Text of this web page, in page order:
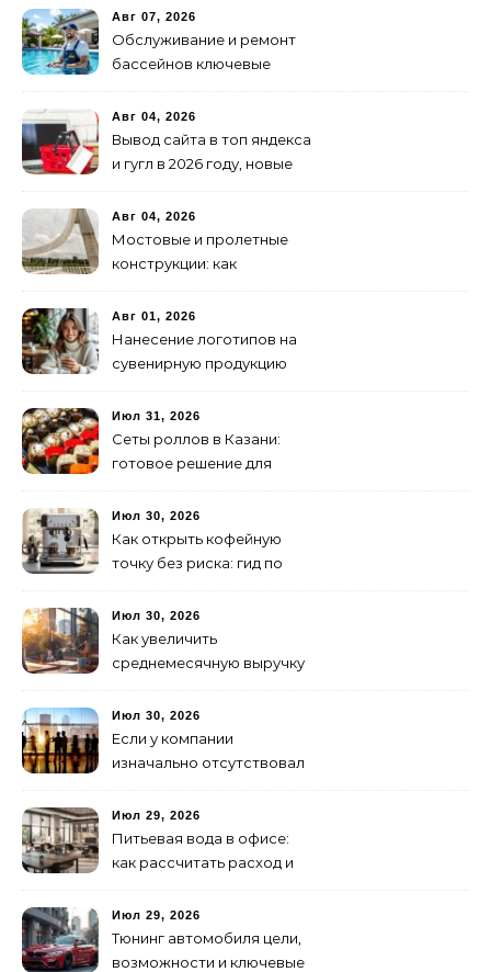
Авг 07, 2026
Обслуживание и ремонт
бассейнов ключевые
Авг 04, 2026
Вывод сайта в топ яндекса
и гугл в 2026 году, новые
Авг 04, 2026
Мостовые и пролетные
конструкции: как
изготовление и поставку
Авг 01, 2026
Нанесение логотипов на
сувенирную продукцию
Июл 31, 2026
Сеты роллов в Казани:
готовое решение для
друзьями
Июл 30, 2026
Как открыть кофейную
точку без риска: гид по
Июл 30, 2026
Как увеличить
среднемесячную выручку
лишних затрат
Июл 30, 2026
Если у компании
изначально отсутствовал
как не утонуть в хаосе
Июл 29, 2026
Питьевая вода в офисе:
как рассчитать расход и
Июл 29, 2026
Тюнинг автомобиля цели,
возможности и ключевые